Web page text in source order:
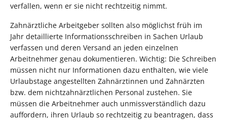
verfallen, wenn er sie nicht rechtzeitig nimmt.
Zahnärztliche Arbeitgeber sollten also möglichst früh im
Jahr detaillierte Informationsschreiben in Sachen Urlaub
verfassen und deren Versand an jeden einzelnen
Arbeitnehmer genau dokumentieren. Wichtig: Die Schreiben
müssen nicht nur Informationen dazu enthalten, wie viele
Urlaubstage angestellten Zahnärztinnen und Zahnärzten
bzw. dem nichtzahnärztlichen Personal zustehen. Sie
müssen die Arbeitnehmer auch unmissverständlich dazu
auffordern, ihren Urlaub so rechtzeitig zu beantragen, dass